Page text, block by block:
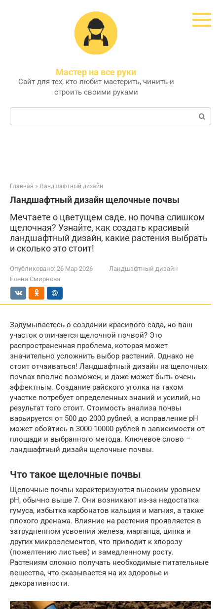
Мастер на все руки
Сайт для тех, кто любит мастерить, чинить и
строить своими руками
Поиск:
Главная » Ландшафтный дизайн
Ландшафтный дизайн щелочные почвы
Мечтаете о цветущем саде, но почва слишком
щелочная? Узнайте, как создать красивый
ландшафтный дизайн, какие растения выбрать
и сколько это стоит!
Опубликовано: 26 Мар 2026
Ландшафтный дизайн
Елена Смирнова
Задумываетесь о создании красивого сада, но ваш
участок отличается щелочной почвой? Это
распространенная проблема, которая может
значительно усложнить выбор растений. Однако не
стоит отчаиваться! Ландшафтный дизайн на щелочных
почвах вполне возможен, и даже может быть очень
эффектным. Создание райского уголка на таком
участке потребует определенных знаний и усилий, но
результат того стоит. Стоимость анализа почвы
варьируется от 500 до 2000 рублей, а исправление pH
может обойтись в 3000-10000 рублей в зависимости от
площади и выбранного метода. Ключевое слово –
ландшафтный дизайн щелочные почвы.
Что такое щелочные почвы
Щелочные почвы характеризуются высоким уровнем
pH, обычно выше 7. Они возникают из-за недостатка
гумуса, избытка карбонатов кальция и магния, а также
плохого дренажа. Влияние на растения проявляется в
затрудненном усвоении железа, марганца, цинка и
других микроэлементов, что приводит к хлорозу
(пожелтению листьев) и замедленному росту.
Растениям сложно получать необходимые питательные
вещества, что сказывается на их здоровье и
декоративности.